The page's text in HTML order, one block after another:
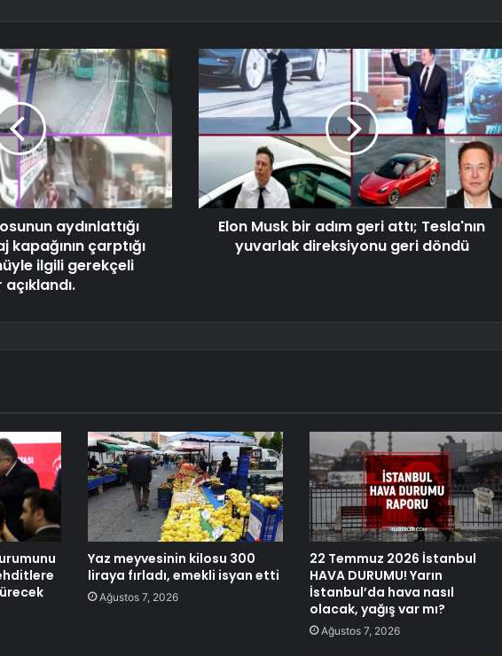
aydınlattığı
çarptığı
ilgili gerekçeli
Elon Musk bir adım geri attı; Tesla'nın
yuvarlak direksiyonu geri döndü
Yaz meyvesinin kilosu 300
liraya fırladı, emekli isyan etti
Ağustos 7, 2026
22 Temmuz 2026 İstanbul
HAVA DURUMU! Yarın
İstanbul’da hava nasıl
olacak, yağış var mı?
Ağustos 7, 2026